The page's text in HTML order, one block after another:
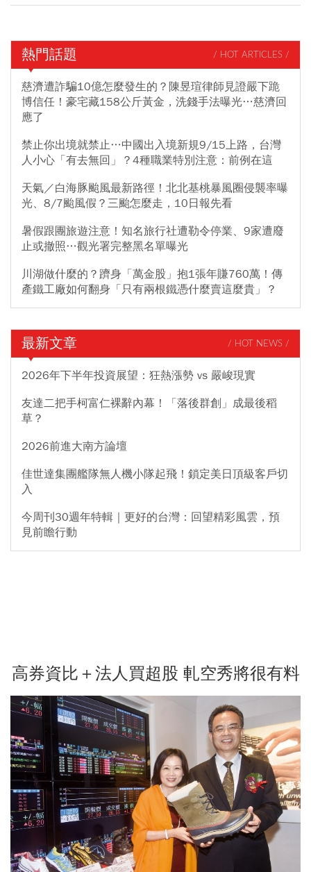
熱門話題 / HOT ARTICLES /
慈濟遭詐騙10億怎麼發生的？陳昱瑄律師見證嚴下跪
博信任！豪宅藏158公斤黃金，洗錢手法曝光…慈濟回
應了
禁止你出境就禁止…中國出入境新規9/15上路，台灣
人小心「有去無回」？4種職業特別注意：前例在這
天氣／白海豚颱風最新路徑！北北基桃暴風圈侵襲率曝
光、8/7颱風假？三颱怎麼走，10日報先看
暑假跟團旅遊注意！知名旅行社遭勒令停業、9家遭廢
止或撤照…觀光署完整黑名單曝光
川湖做什麼的？躋身「萬金股」抱1張年賺760萬！傳
產鐵工廠如何翻身「只有兩根鐵憑什麼賣這麼貴」？
最新文章 / HOT NEWS /
2026年下半年投資展望：狂熱漲勢 vs 嚴峻現實
友達二把手柯富仁裸辭內幕！「落後群創」成最後稻
草？
2026前進大南方論壇
佳世達集團艦隊無人機小隊起飛！鎖定美日頂級客戶切
入
今周刊30週年特輯｜更好的台灣：回望精彩風雲，預
見前瞻行動
高券資比＋法人買超股 軋空秀將很有料